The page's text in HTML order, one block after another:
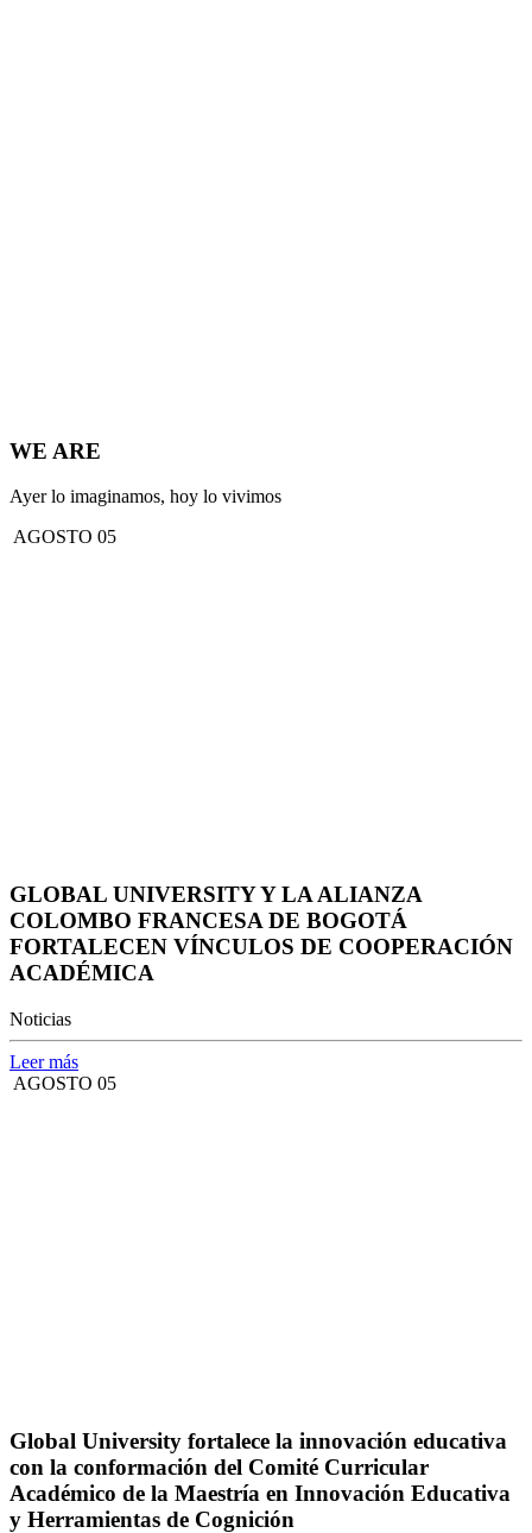
WE ARE
Ayer lo imaginamos, hoy lo vivimos
AGOSTO 05
GLOBAL UNIVERSITY Y LA ALIANZA
COLOMBO FRANCESA DE BOGOTÁ
FORTALECEN VÍNCULOS DE COOPERACIÓN
ACADÉMICA
Noticias
Leer más
AGOSTO 05
Global University fortalece la innovación educativa
con la conformación del Comité Curricular
Académico de la Maestría en Innovación Educativa
y Herramientas de Cognición